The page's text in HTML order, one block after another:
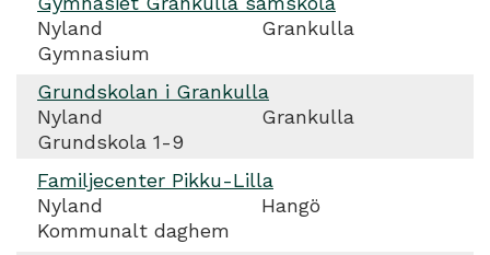
Nyland
Grankulla
Gymnasium
Grundskolan i Grankulla
Nyland
Grankulla
Grundskola 1-9
Familjecenter Pikku-Lilla
Nyland
Hangö
Kommunalt daghem